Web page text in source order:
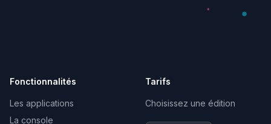
Fonctionnalités
Les applications
La console
Tarifs
Choisissez une édition